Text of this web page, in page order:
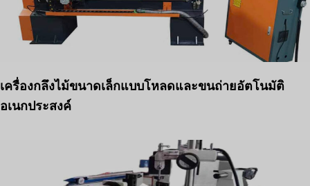
เครื่องกลึงไม้ขนาดเล็กแบบโหลดและขนถ่ายอัตโนมัติ
อเนกประสงค์